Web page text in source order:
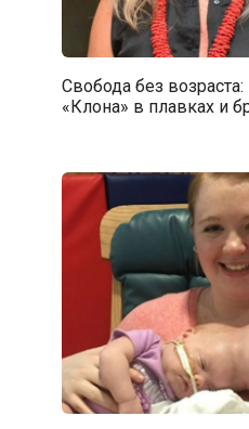
Свобода без
«Клона» в плавках и